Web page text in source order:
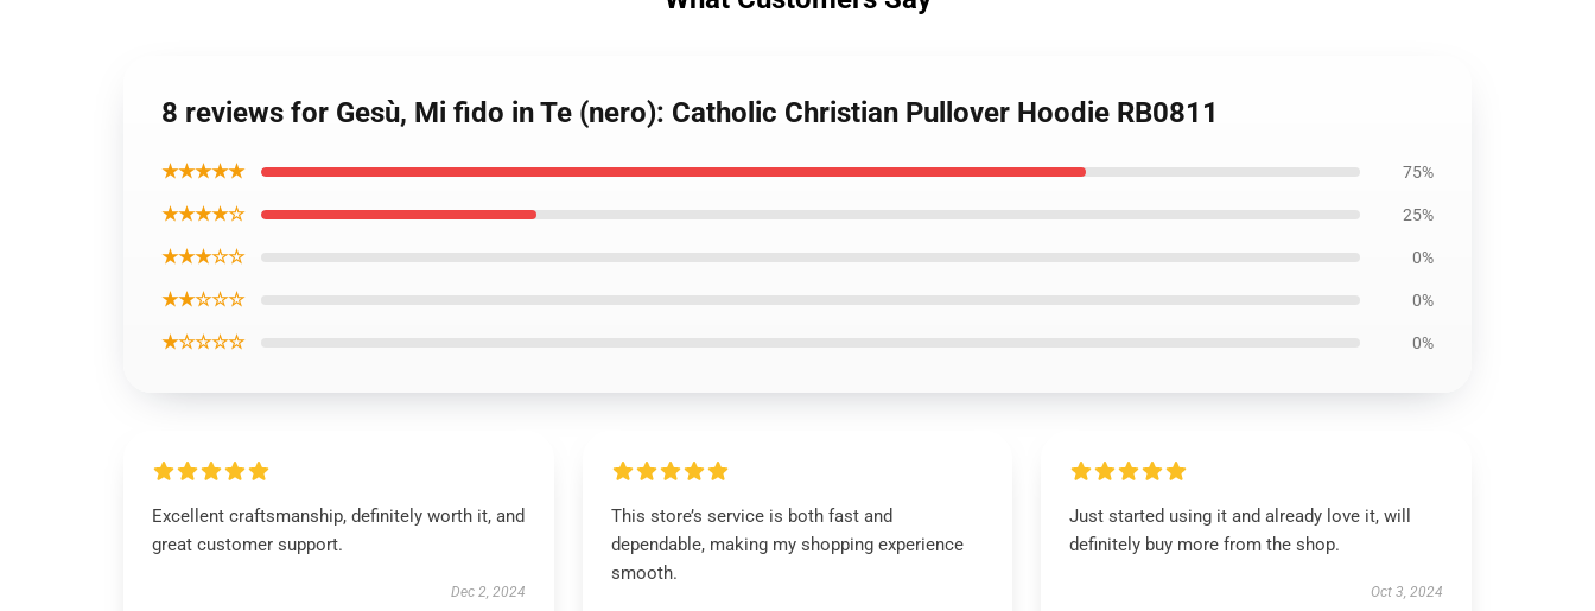
8 reviews for Gesù, Mi fido in Te (nero): Catholic Christian Pullover Hoodie RB0811
★★★★★ 75%
★★★★☆ 25%
★★★☆☆ 0%
★★☆☆☆ 0%
★☆☆☆☆ 0%
Excellent craftsmanship, definitely worth it, and
great customer support.
Dec 2, 2024
This store’s service is both fast and
dependable, making my shopping experience
smooth.
Just started using it and already love it, will
definitely buy more from the shop.
Oct 3, 2024